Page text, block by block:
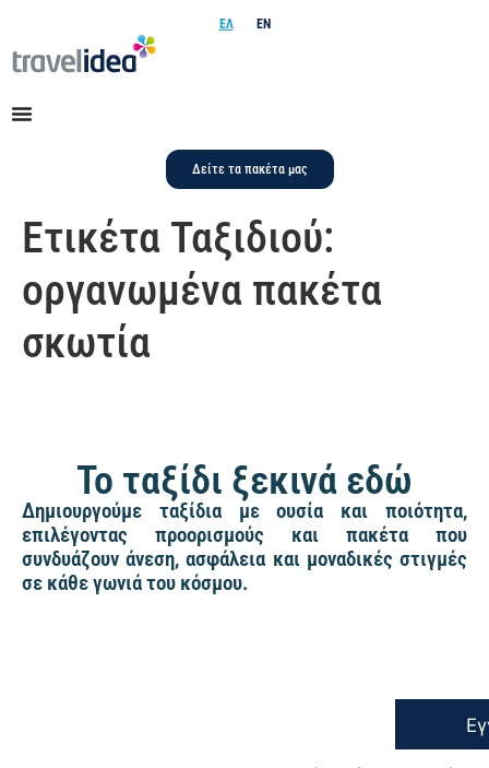
ΕΛ EN
Δείτε τα πακέτα μας
Ετικέτα Ταξιδιού:
οργανωμένα πακέτα
σκωτία
Το ταξίδι ξεκινά εδώ
Δημιουργούμε ταξίδια με ουσία και ποιότητα,
επιλέγοντας προορισμούς και πακέτα που
συνδυάζουν άνεση, ασφάλεια και μοναδικές στιγμές
σε κάθε γωνιά του κόσμου.